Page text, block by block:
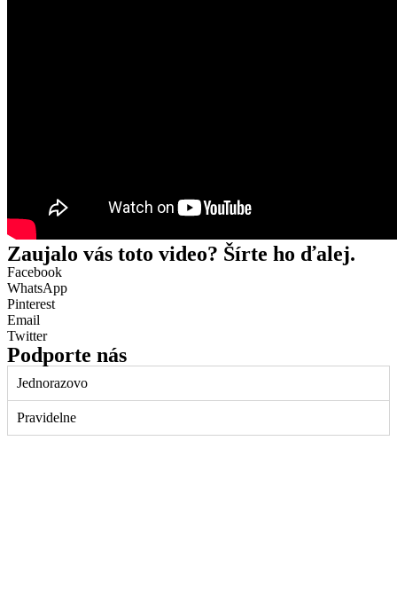
Zaujalo vás toto video? Šírte ho ďalej.
Facebook
WhatsApp
Pinterest
Email
Twitter
Podporte nás
Jednorazovo
Pravidelne